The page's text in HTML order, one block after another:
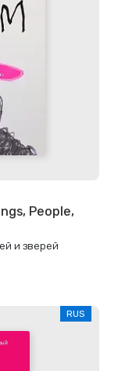
People,
и зверей
RUS